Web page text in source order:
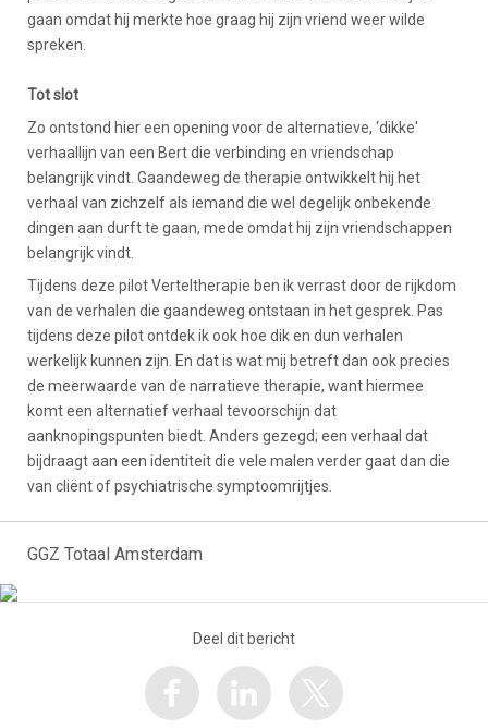
gaan omdat hij merkte hoe graag hij zijn vriend weer wilde
spreken.
Tot slot
Zo ontstond hier een opening voor de alternatieve, ‘dikke'
verhaallijn van een Bert die verbinding en vriendschap
belangrijk vindt. Gaandeweg de therapie ontwikkelt hij het
verhaal van zichzelf als iemand die wel degelijk onbekende
dingen aan durft te gaan, mede omdat hij zijn vriendschappen
belangrijk vindt.
Tijdens deze pilot Verteltherapie ben ik verrast door de rijkdom
van de verhalen die gaandeweg ontstaan in het gesprek. Pas
tijdens deze pilot ontdek ik ook hoe dik en dun verhalen
werkelijk kunnen zijn. En dat is wat mij betreft dan ook precies
de meerwaarde van de narratieve therapie, want hiermee
komt een alternatief verhaal tevoorschijn dat
aanknopingspunten biedt. Anders gezegd; een verhaal dat
bijdraagt aan een identiteit die vele malen verder gaat dan die
van cliënt of psychiatrische symptoomrijtjes.
GGZ Totaal Amsterdam
Deel dit bericht